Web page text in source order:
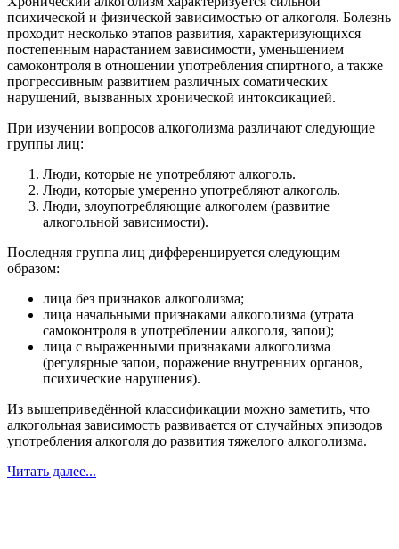
психической и физической зависимостью от алкоголя. Болезнь
проходит несколько этапов развития, характеризующихся
постепенным нарастанием зависимости, уменьшением
самоконтроля в отношении употребления спиртного, а также
прогрессивным развитием различных соматических
нарушений, вызванных хронической интоксикацией.
При изучении вопросов алкоголизма различают следующие
группы лиц:
Люди, которые не употребляют алкоголь.
Люди, которые умеренно употребляют алкоголь.
Люди, злоупотребляющие алкоголем (развитие
алкогольной зависимости).
Последняя группа лиц дифференцируется следующим
образом:
лица без признаков алкоголизма;
лица начальными признаками алкоголизма (утрата
самоконтроля в употреблении алкоголя, запои);
лица с выраженными признаками алкоголизма
(регулярные запои, поражение внутренних органов,
психические нарушения).
Из вышеприведённой классификации можно заметить, что
алкогольная зависимость развивается от случайных эпизодов
употребления алкоголя до развития тяжелого алкоголизма.
Читать далее...